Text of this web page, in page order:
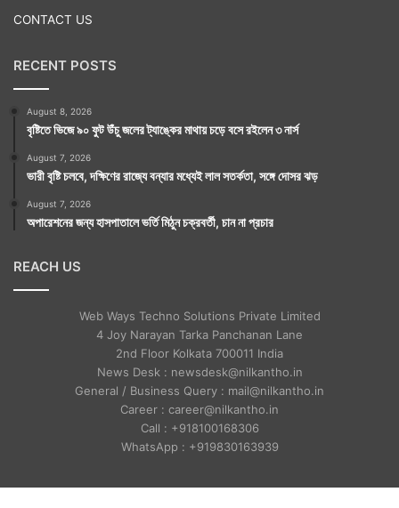
CONTACT US
RECENT POSTS
August 8, 2026
বৃষ্টিতে ভিজে ৯০ ফুট উঁচু জলের ট্যাঙ্কের মাথায় চড়ে বসে রইলেন ৩ নার্স
August 7, 2026
ভারী বৃষ্টি চলবে, দক্ষিণের রাজ্যে বন্যার মধ্যেই লাল সতর্কতা, সঙ্গে দোসর ঝড়
August 7, 2026
অপারেশনের জন্য হাসপাতালে ভর্তি মিঠুন চক্রবর্তী, চান না প্রচার
REACH US
Web Ways Techno Solutions Private Limited
4 Joy Narayan Tarka Panchanan Lane
2nd Floor Kolkata 700011 India
News Desk : newsdesk@nilkantho.in
General / Business Query : mail@nilkantho.in
Career : career@nilkantho.in
Call : +918100168306
WhatsApp : +919830163939